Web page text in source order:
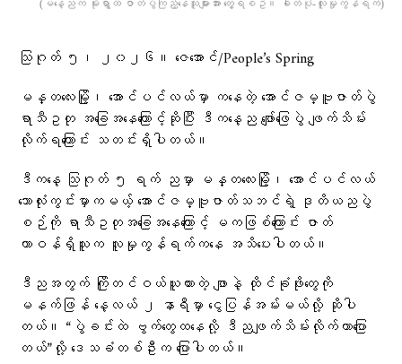
(မနေ့ညက မိုးရွာထဲ ဇာတ်ပွဲကြည့်နေသူများအား တွေ့ရစဥ်။ ဓါတ်ပုံံ-လူမှုကွန်ရက်)
သြဂုတ် ၅၊ ၂၀၂၆။ ဇေအောင်/People’s Spring
မန္တလေးမြို့၊ အောင်ပင်လယ်မှာ ကနေတဲ့ အောင်ဇမ္ဗူဇာတ်ပွဲ
ရာသီဥတု အခြေအနေကြောင့်ဆိုပြီး ဒီကနေ့ည ဖျော်ဖြေပွဲ ဖျက်သိမ်း
လိုက်ရကြောင်း သတင်းရှိပါတယ်။
ဒီကနေ့ သြဂုတ် ၅ ရက် ညမှာ မန္တလေးမြို့၊ အောင်ပင်လယ်
ဘောလုံးကွင်းမှာကမယ့် အောင်ဇမ္ဗူဇာတ်သဘင်ရဲ့ ဒုတိယညပွဲ
စဉ်ကို ရာသီဥတုအခြေအနေကြောင့် မကဖြစ်ကြောင်း ဇာတ်
တာဝန်ရှိသူက လူမှုကွန်ရက်ကနေ အသိပေးပါတယ်။
ဒီညအတွက် ကြိုတင်ဝယ်ယူထားတဲ့ ဖျာနဲ့ ထိုင်ခုံဖိုးတွေကို
မနက်ဖြန် နေ့လယ် ၂ နာရီမှာ ငွေပြန်အမ်းမယ်လို့ ဆိုပါ
တယ်။ “ပွဲခင်းထဲ ဗွက်တွေထနေလို့ ဒီညဖျက်သိမ်းလိုက်တာပြော
တယ်”လို့ ဒေသခံတစ်ဦးက ပြောပါတယ်။